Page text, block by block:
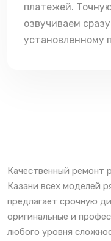
платежей.
озвучиваем
установленному
Качественный ремонт
Казани всех моделей
предлагает срочную
оригинальные и
любого уровня